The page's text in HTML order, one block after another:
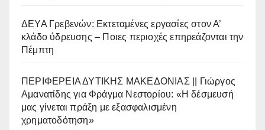
ΔΕΥΑ Γρεβενών: Εκτεταμένες εργασίες στον Α’
κλάδο ύδρευσης – Ποιες περιοχές επηρεάζονται την
Πέμπτη
ΠΕΡΙΦΕΡΕΙΑ ΔΥΤΙΚΗΣ ΜΑΚΕΔΟΝΙΑΣ || Γιώργος
Αμανατίδης για Φράγμα Νεστορίου: «Η δέσμευσή
μας γίνεται πράξη με εξασφαλισμένη
χρηματοδότηση»